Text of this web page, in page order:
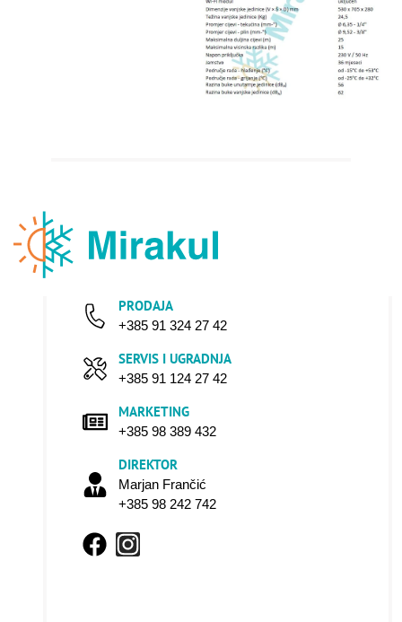
PRODAJA
+385 91 324 27 42
SERVIS I UGRADNJA
+385 91 124 27 42
MARKETING
+385 98 389 432
DIREKTOR
Marjan Frančić
+385 98 242 742